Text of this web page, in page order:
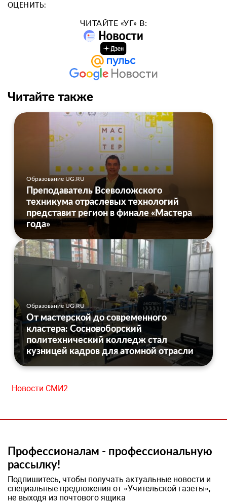
ОЦЕНИТЬ:
ЧИТАЙТЕ «УГ» В:
Читайте также
Образование UG.RU
Преподаватель Всеволожского
техникума отраслевых технологий
представит регион в финале «Мастера
года»
Образование UG.RU
От мастерской до современного
кластера: Сосновоборский
политехнический колледж стал
кузницей кадров для атомной отрасли
Новости СМИ2
Профессионалам - профессиональную
рассылку!
Подпишитесь, чтобы получать актуальные новости и
специальные предложения от «Учительской газеты»,
не выходя из почтового ящика